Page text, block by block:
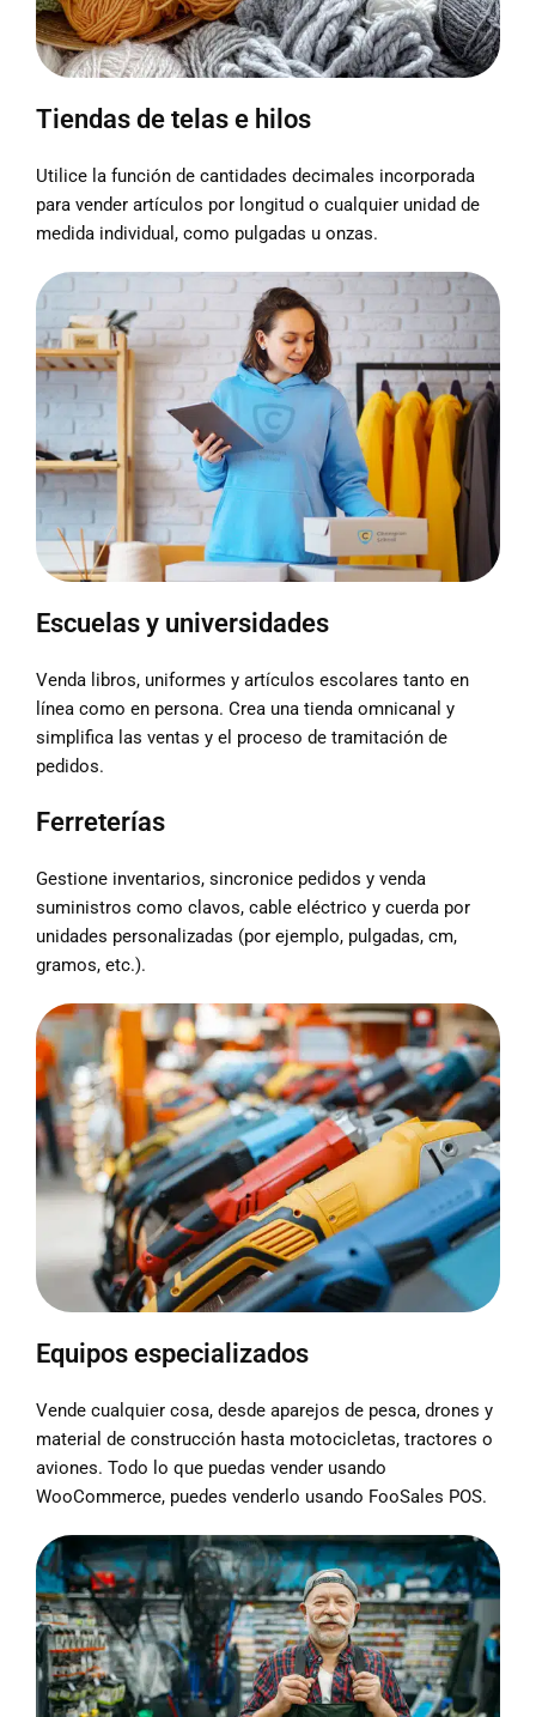
Tiendas de telas e hilos
Utilice la función de cantidades decimales incorporada
para vender artículos por longitud o cualquier unidad de
medida individual, como pulgadas u onzas.
Escuelas y universidades
Venda libros, uniformes y artículos escolares tanto en
línea como en persona. Crea una tienda omnicanal y
simplifica las ventas y el proceso de tramitación de
pedidos.
Ferreterías
Gestione inventarios, sincronice pedidos y venda
suministros como clavos, cable eléctrico y cuerda por
unidades personalizadas (por ejemplo, pulgadas, cm,
gramos, etc.).
Equipos especializados
Vende cualquier cosa, desde aparejos de pesca, drones y
material de construcción hasta motocicletas, tractores o
aviones. Todo lo que puedas vender usando
WooCommerce, puedes venderlo usando FooSales POS.